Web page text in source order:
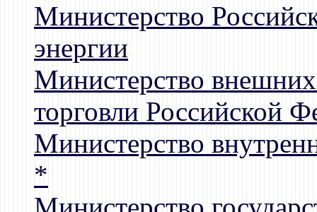
Министерство
энергии
Министерство
торговли Российской
Министерство
*